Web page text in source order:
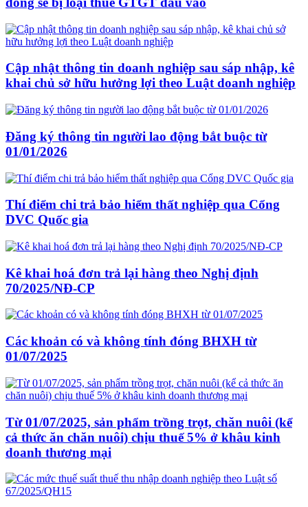
Cập nhật thông tin doanh nghiệp sau sáp nhập, kê
khai chủ sở hữu hưởng lợi theo Luật doanh nghiệp
Đăng ký thông tin người lao động bắt buộc từ
01/01/2026
Thí điểm chi trả bảo hiểm thất nghiệp qua Cổng
DVC Quốc gia
Kê khai hoá đơn trả lại hàng theo Nghị định
70/2025/NĐ-CP
Các khoản có và không tính đóng BHXH từ
01/07/2025
Từ 01/07/2025, sản phẩm trồng trọt, chăn nuôi (kể
cả thức ăn chăn nuôi) chịu thuế 5% ở khâu kinh
doanh thương mại